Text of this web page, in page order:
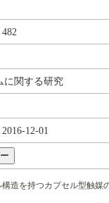
482
に関する研究
2016-12-01